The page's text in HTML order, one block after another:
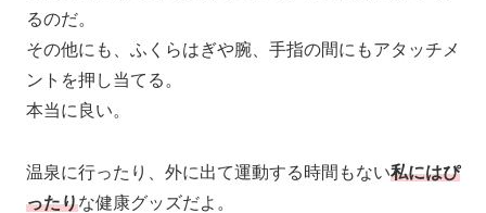
るのだ。
その他にも、ふくらはぎや腕、手指の間にもアタッチメ
ントを押し当てる。
本当に良い。
温泉に行ったり、外に出て運動する時間もない私にはぴ
ったりな健康グッズだよ。